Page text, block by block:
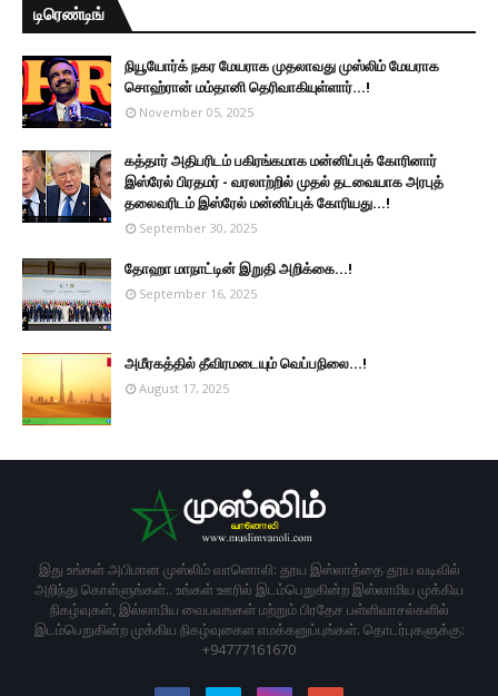
டிரெண்டிங்
நியூயோர்க் நகர மேயராக முதலாவது முஸ்லிம் மேயராக
சொஹ்ரான் மம்தானி தெரிவாகியுள்ளார்...!
November 05, 2025
கத்தார் அதிபரிடம் பகிரங்கமாக மன்னிப்புக் கோரினார்
இஸ்ரேல் பிரதமர் - வரலாற்றில் முதல் தடவையாக அரபுத்
தலைவரிடம் இஸ்ரேல் மன்னிப்புக் கோரியது...!
September 30, 2025
தோஹா மாநாட்டின் இறுதி அறிக்கை...!
September 16, 2025
அமீரகத்தில் தீவிரமடையும் வெப்பநிலை...!
August 17, 2025
இது உங்கள் அபிமான முஸ்லிம் வானொலி: தூய இஸ்லாத்தை தூய வடிவில்
அறிந்து கொள்ளுங்கள்.. உங்கள் ஊரில் இடம்பெறுகின்ற இஸ்லாமிய முக்கிய
நிகழ்வுகள், இல்லாமிய வைபவஙகள் மற்றும் பிரதேச பள்ளிவாசல்களில்
இடம்பெறுகின்ற முக்கிய நிகழ்வுகைள எமக்கனுப்புங்கள். தொடர்புகளுக்கு:
+94777161670